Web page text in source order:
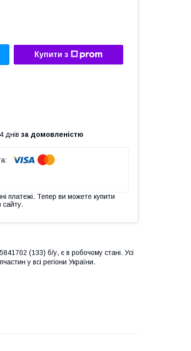
Купити з
днів за домовленістю
платежі. Тепер ви можете купити
(133) б/у, є в робочому стані. Усі
у всі регіони України.